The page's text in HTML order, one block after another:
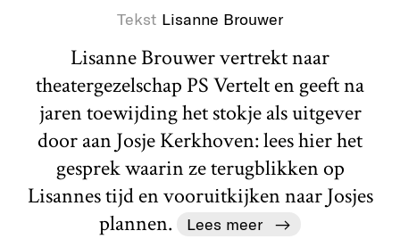
Tekst Lisanne Brouwer
Lisanne Brouwer vertrekt naar
theatergezelschap PS Vertelt en geeft na
jaren toewijding het stokje als uitgever
door aan Josje Kerkhoven: lees hier het
gesprek waarin ze terugblikken op
Lisannes tijd en vooruitkijken naar Josjes
plannen.
Lees meer